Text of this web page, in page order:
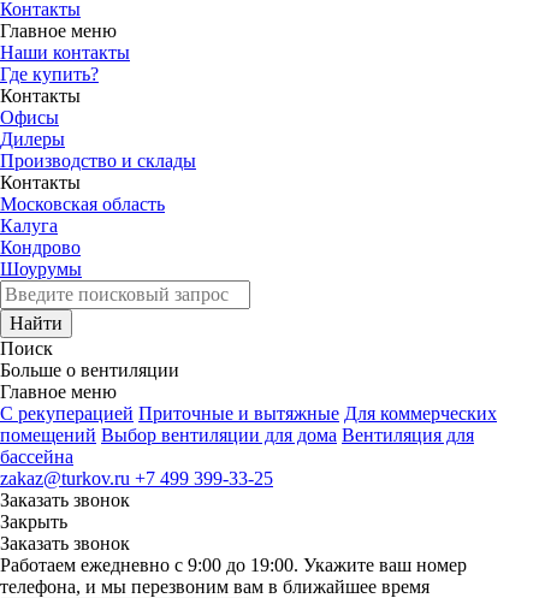
Контакты
Главное меню
Наши контакты
Где купить?
Контакты
Офисы
Дилеры
Производство и склады
Контакты
Московская область
Калуга
Кондрово
Шоурумы
Найти
Поиск
Больше о вентиляции
Главное меню
C рекуперацией Приточные и вытяжные Для коммерческих
помещений Выбор вентиляции для дома Вентиляция для
бассейна
zakaz@turkov.ru +7 499 399-33-25
Заказать звонок
Закрыть
Заказать звонок
Работаем ежедневно с 9:00 до 19:00. Укажите ваш номер
телефона, и мы перезвоним вам в ближайшее время